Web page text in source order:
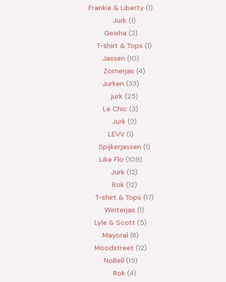
Frankie & Liberty 1
Jurk 1
Geisha 2
T-shirt & Tops 1
Jassen 10
Zomerjas 4
Jurken 33
jurk 25
Le Chic 3
Jurk 2
LEVV 1
Spijkerjassen 1
Like Flo 109
Jurk 12
Rok 12
T-shirt & Tops 17
Winterjas 1
Lyle & Scott 5
Mayoral 8
Moodstreet 12
NoBell 19
Rok 4